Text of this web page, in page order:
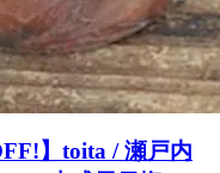
】toita / 瀬戸内